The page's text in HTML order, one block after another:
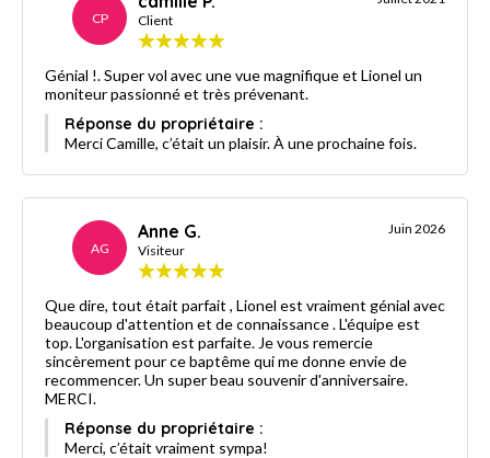
CP Client
Génial !. Super vol avec une vue magnifique et Lionel un
moniteur passionné et très prévenant.
Réponse du propriétaire :
Merci Camille, c’était un plaisir. À une prochaine fois.
AG
Anne G.
Visiteur
Juin 2026
Que dire, tout était parfait , Lionel est vraiment génial avec
beaucoup d'attention et de connaissance . L'équipe est
top. L'organisation est parfaite. Je vous remercie
sincèrement pour ce baptême qui me donne envie de
recommencer. Un super beau souvenir d'anniversaire.
MERCI.
Réponse du propriétaire :
Merci, c’était vraiment sympa!